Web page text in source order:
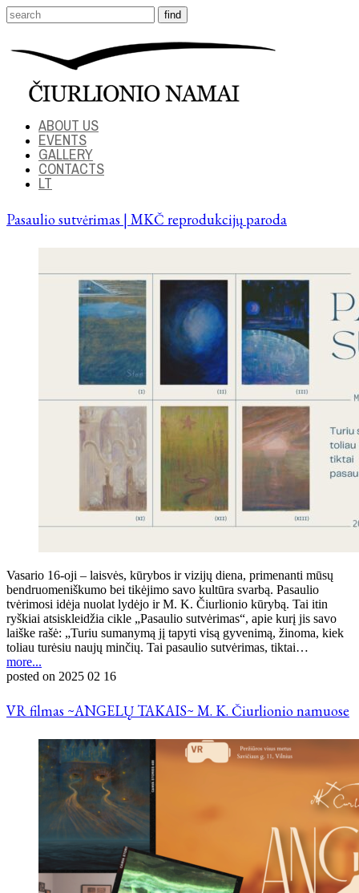
ABOUT US
EVENTS
GALLERY
CONTACTS
LT
Pasaulio sutvėrimas | MKČ reprodukcijų paroda
Vasario 16-oji – laisvės, kūrybos ir vizijų diena, primenanti mūsų
bendruomeniškumo bei tikėjimo savo kultūra svarbą. Pasaulio
tvėrimosi idėja nuolat lydėjo ir M. K. Čiurlionio kūrybą. Tai itin
ryškiai atsiskleidžia cikle „Pasaulio sutvėrimas“, apie kurį jis savo
laiške rašė: „Turiu sumanymą jį tapyti visą gyvenimą, žinoma, kiek
toliau turėsiu naujų minčių. Tai pasaulio sutvėrimas, tiktai…
more...
posted on 2025 02 16
VR filmas ~ANGELŲ TAKAIS~ M. K. Čiurlionio namuose